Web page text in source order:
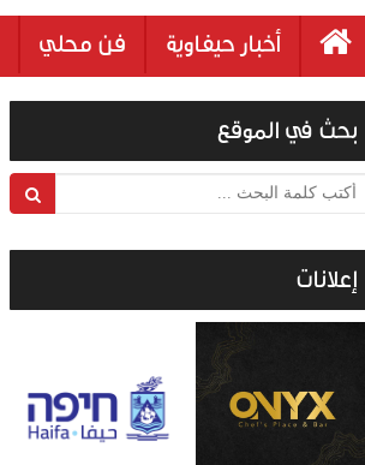
أخبار حيفاوية فن محلي
بحث في الموقع
أكتب كلمة البحث ...
إعلانات